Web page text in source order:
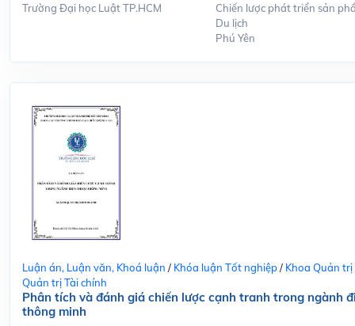
Trường Đại học Luật TP.HCM
Chiến lược phát triển sản
Du lịch
Phú Yên
Luận án, Luận văn, Khoá luận / Khóa luận Tốt nghiệp/ Khoa Quản trị
Quản trị Tài chính
Phân tích và đánh giá chiến lược cạnh tranh trong ngành
thông minh